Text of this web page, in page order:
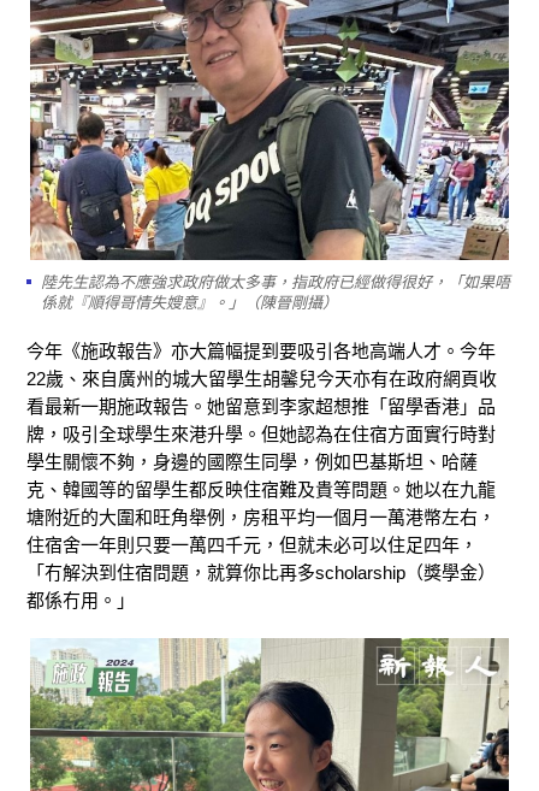
陸先生認為不應強求政府做太多事，指政府已經做得很好，「如果唔
係就『順得哥情失嫂意』。」（陳晉剛攝）
今年《施政報告》亦大篇幅提到要吸引各地高端人才。今年
22歲、來自廣州的城大留學生胡馨兒今天亦有在政府網頁收
看最新一期施政報告。她留意到李家超想推「留學香港」品
牌，吸引全球學生來港升學。但她認為在住宿方面實行時對
學生關懷不夠，身邊的國際生同學，例如巴基斯坦、哈薩
克、韓國等的留學生都反映住宿難及貴等問題。她以在九龍
塘附近的大圍和旺角舉例，房租平均一個月一萬港幣左右，
住宿舍一年則只要一萬四千元，但就未必可以住足四年，
「冇解決到住宿問題，就算你比再多scholarship（獎學金）
都係冇用。」